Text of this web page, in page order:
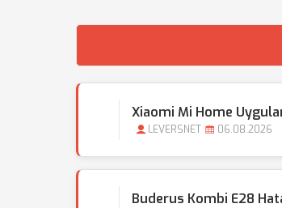
Xiaomi Mi Home
LEVERSNET 06.08.2026
Buderus Kombi E28